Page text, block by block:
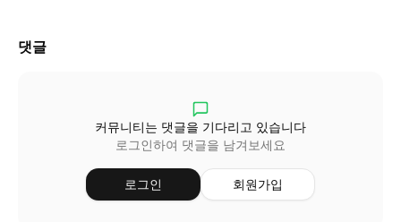
댓글
커뮤니티는 댓글을 기다리고 있습니다
로그인하여 댓글을 남겨보세요
로그인 회원가입